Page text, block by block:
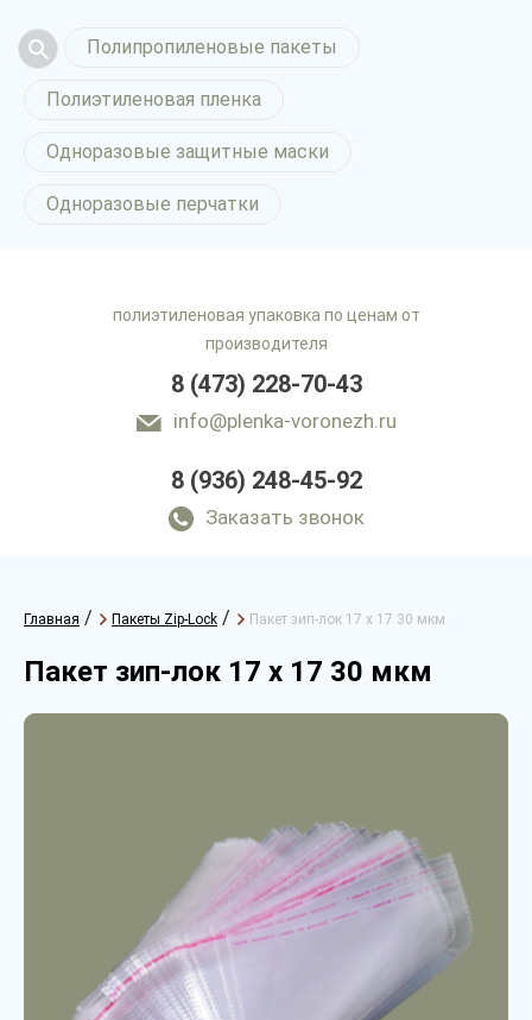
Полипропиленовые пакеты
Полиэтиленовая пленка
Одноразовые защитные маски
Одноразовые перчатки
полиэтиленовая упаковка по ценам от
производителя
8 (473) 228-70-43
info@plenka-voronezh.ru
8 (936) 248-45-92
Заказать звонок
Главная / Пакеты Zip-Lock / Пакет зип-лок 17 х 17 30 мкм
Пакет зип-лок 17 х 17 30 мкм